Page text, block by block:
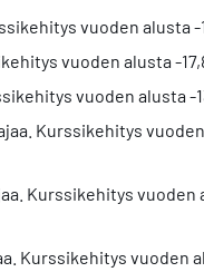
vuoden alusta -
vuoden alusta -
vuoden alusta -
Kurssikehitys
Kurssikehitys
Kurssikehitys vuoden